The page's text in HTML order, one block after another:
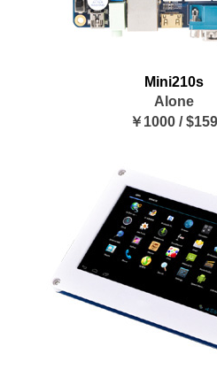
Mini210s
Alone
￥1000 / $159